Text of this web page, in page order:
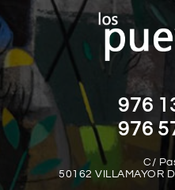
976
976
C/
50162 VILLAMAYOR